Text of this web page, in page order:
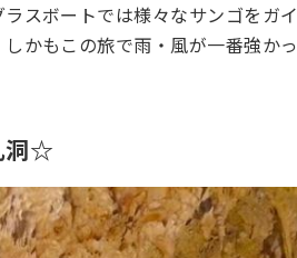
スボートでは様々なサンゴをガイ
かもこの旅で雨・風が一番強かっ
洞☆